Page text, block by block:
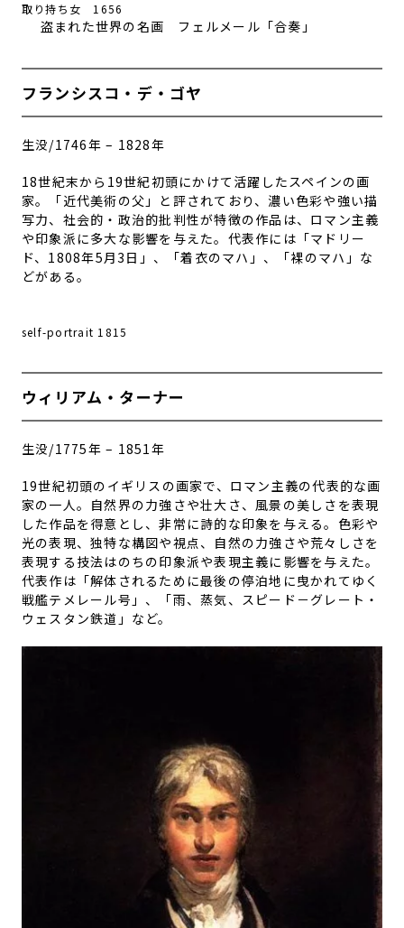
取り持ち女 1656
盗まれた世界の名画 フェルメール「合奏」
フランシスコ・デ・ゴヤ
生没/1746年 – 1828年
18世紀末から19世紀初頭にかけて活躍したスペインの画
家。「近代美術の父」と評されており、濃い色彩や強い描
写力、社会的・政治的批判性が特徴の作品は、ロマン主義
や印象派に多大な影響を与えた。代表作には「マドリー
ド、1808年5月3日 」、「着衣のマハ」、「裸のマハ」な
どがある。
self-portrait 1815
ウィリアム・ターナー
生没/1775年 – 1851年
19世紀初頭のイギリスの画家で、ロマン主義の代表的な画
家の一人。自然界の力強さや壮大さ、風景の美しさを表現
した作品を得意とし、非常に詩的な印象を与える。色彩や
光の表現、独特な構図や視点、自然の力強さや荒々しさを
表現する技法はのちの印象派や表現主義に影響を与えた。
代表作は「解体されるために最後の停泊地に曳かれてゆく
戦艦テメレール号」、「雨、蒸気、スピード－グレート・
ウェスタン鉄道 」など。